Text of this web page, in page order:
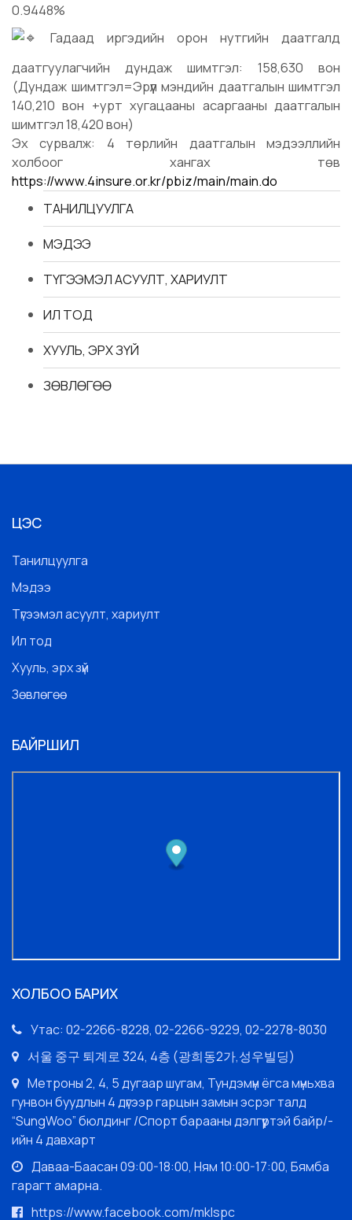
0.9448%
Гадаад иргэдийн орон нутгийн даатгалд
даатгуулагчийн дундаж шимтгэл: 158,630 вон
(Дундаж шимтгэл=Эрүүл мэндийн даатгалын шимтгэл
140,210 вон +урт хугацааны асаргааны даатгалын
шимтгэл 18,420 вон)
Эх сурвалж: 4 төрлийн даатгалын мэдээллийн
холбоог хангах төв
https://www.4insure.or.kr/pbiz/main/main.do
ТАНИЛЦУУЛГА
МЭДЭЭ
ТҮГЭЭМЭЛ АСУУЛТ, ХАРИУЛТ
ИЛ ТОД
ХУУЛЬ, ЭРХ ЗҮЙ
ЗӨВЛӨГӨӨ
ЦЭС
Танилцуулга
Мэдээ
Түгээмэл асуулт, хариулт
Ил тод
Хууль, эрх зүй
Зөвлөгөө
БАЙРШИЛ
ХОЛБОО БАРИХ
Утас: 02-2266-8228, 02-2266-9229, 02-2278-8030
서울 중구 퇴계로 324, 4층 (광희동2가,성우빌딩)
Метроны 2, 4, 5 дугаар шугам, Тундэмүн ёгса мүньхва
гунвон буудлын 4 дүгээр гарцын замын эсрэг талд
“SungWoo” бюлдинг /Спорт барааны дэлгүүртэй байр/-
ийн 4 давхарт
Даваа-Баасан 09:00-18:00, Ням 10:00-17:00, Бямба
гарагт амарна.
https://www.facebook.com/mklspc